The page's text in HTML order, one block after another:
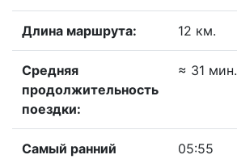
Длина маршрута: 12 км.
Средняя
продолжительность
поездки:
≈ 31 мин.
Самый ранний
05:55